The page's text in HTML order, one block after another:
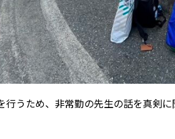
行うため、非常勤の先生の話を真剣